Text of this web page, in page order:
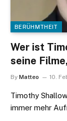
BERÜHMTHEIT
Wer ist
seine
By Matteo 10.
Timothy
immer mehr